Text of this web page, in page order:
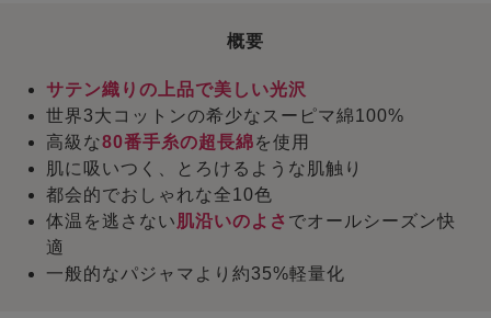
概要
サテン織りの上品で美しい光沢
世界3大コットンの希少なスーピマ綿100%
高級な80番手糸の超長綿を使用
肌に吸いつく、とろけるような肌触り
都会的でおしゃれな全10色
体温を逃さない肌沿いのよさ でオールシーズン快
適
一般的なパジャマより約35%軽量化